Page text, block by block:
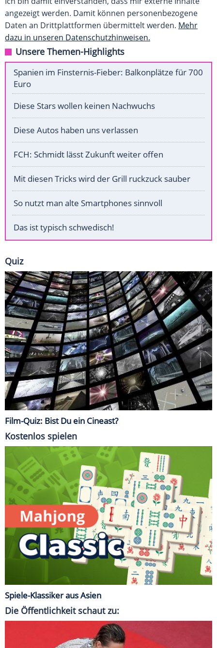
angezeigt werden. Damit können personenbezogene
Daten an Drittplattformen übermittelt werden. Mehr
dazu in unseren Datenschutzhinweisen.
Unsere Themen-Highlights
Spanien im Finsternis-Fieber: Balkonplätze für 700
Euro
Diese Stars wollen keinen Nachwuchs
Diese Autos haben uns verlassen
FCH: Schmidt lässt Zukunft weiter offen
Mit diesen Tricks wird der Grill ruckzuck sauber
So nutzt man alte Smartphones sinnvoll
Das ist typisch schwedisch!
Quiz
Film-Quiz: Bist Du ein Cineast?
Kostenlos spielen
Spiele-Klassiker aus Asien
Die Öffentlichkeit schaut zu: